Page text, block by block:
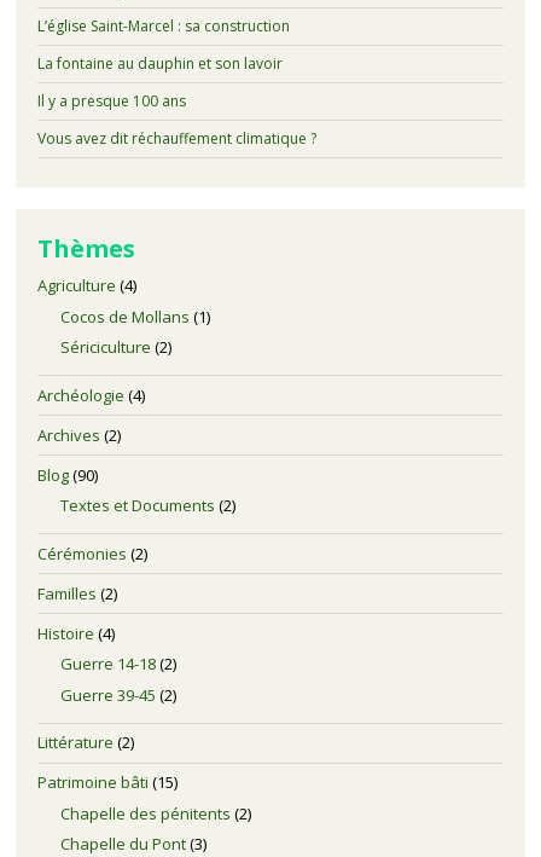
L’église Saint-Marcel : sa construction
La fontaine au dauphin et son lavoir
Il y a presque 100 ans
Vous avez dit réchauffement climatique ?
Thèmes
Agriculture (4)
Cocos de Mollans (1)
Sériciculture (2)
Archéologie (4)
Archives (2)
Blog(90)
Textes et Documents (2)
Cérémonies (2)
Familles (2)
Histoire (4)
Guerre 14-18(2)
Guerre 39-45 (2)
Littérature (2)
Patrimoine bâti (15)
Chapelle des pénitents (2)
Chapelle du Pont(3)